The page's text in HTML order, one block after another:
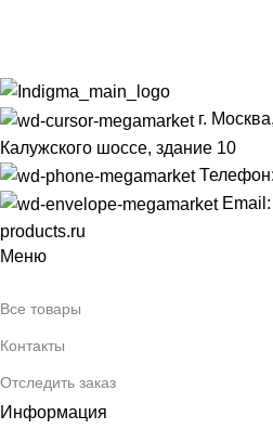
г.
Калужского шоссе, здание 10
products.ru
Меню
Все товары
Контакты
Отследить заказ
Информация